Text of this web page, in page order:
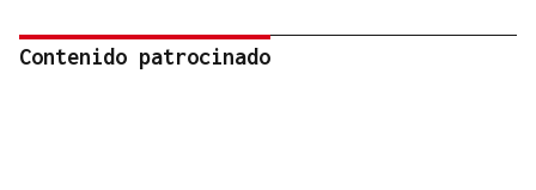
Contenido patrocinado